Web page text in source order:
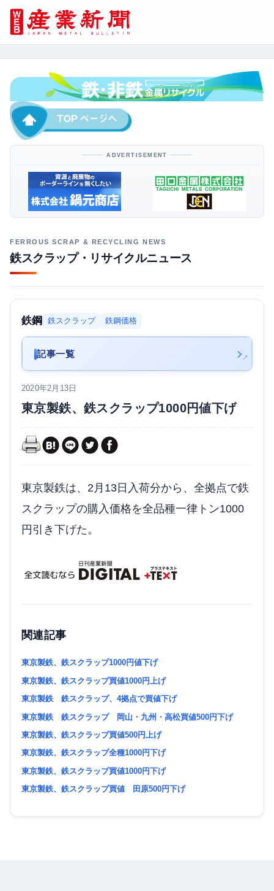
ADVERTISEMENT
鉄スクラップ・リサイクルニュース
鉄鋼 鉄スクラップ 鉄鋼価格
記事一覧
2020年2月13日
東京製鉄、鉄スクラップ1000円値下げ
東京製鉄は、2月13日入荷分から、全拠点で鉄
スクラップの購入価格を全品種一律トン1000
円引き下げた。
関連記事
東京製鉄、鉄スクラップ1000円値下げ
東京製鉄、鉄スクラップ買値1000円上げ
東京製鉄 鉄スクラップ、4拠点で買値下げ
東京製鉄 鉄スクラップ 岡山・九州・高松買値500円下げ
東京製鉄、鉄スクラップ買値500円上げ
東京製鉄、鉄スクラップ全種1000円下げ
東京製鉄、鉄スクラップ買値1000円下げ
東京製鉄、鉄スクラップ買値 田原500円下げ